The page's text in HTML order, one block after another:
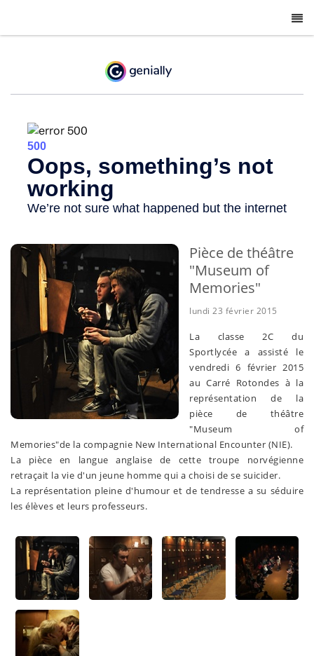
Pièce de théâtre
"Museum of
Memories"
lundi 23 février 2015
La classe 2C du
Sportlycée a assisté le
vendredi 6 février 2015
au Carré Rotondes à la
représentation de la
pièce de théâtre
"Museum of
Memories"de la compagnie New International Encounter (NIE).
La pièce en langue anglaise de cette troupe norvégienne
retraçait la vie d'un jeune homme qui a choisi de se suicider.
La représentation pleine d'humour et de tendresse a su séduire
les élèves et leurs professeurs.